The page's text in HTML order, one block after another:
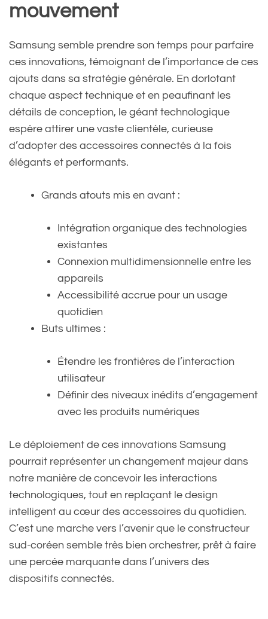
mouvement
Samsung semble prendre son temps pour parfaire
ces innovations, témoignant de l’importance de ces
ajouts dans sa stratégie générale. En dorlotant
chaque aspect technique et en peaufinant les
détails de conception, le géant technologique
espère attirer une vaste clientèle, curieuse
d’adopter des accessoires connectés à la fois
élégants et performants.
Grands atouts mis en avant :
Intégration organique des technologies
existantes
Connexion multidimensionnelle entre les
appareils
Accessibilité accrue pour un usage
quotidien
Buts ultimes :
Étendre les frontières de l’interaction
utilisateur
Définir des niveaux inédits d’engagement
avec les produits numériques
Le déploiement de ces innovations Samsung
pourrait représenter un changement majeur dans
notre manière de concevoir les interactions
technologiques, tout en replaçant le design
intelligent au cœur des accessoires du quotidien.
C’est une marche vers l’avenir que le constructeur
sud-coréen semble très bien orchestrer, prêt à faire
une percée marquante dans l’univers des
dispositifs connectés.